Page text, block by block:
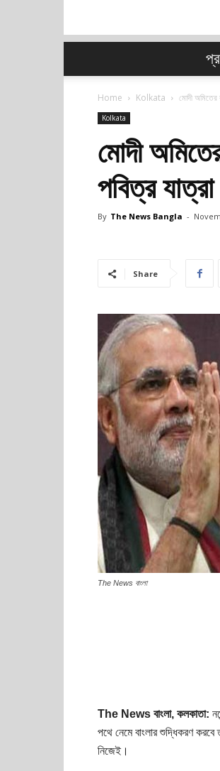
Home Kolkata মোদী অমিতের
Kolkata
মোদী
পবিত্র যাত্রা
By The News Bangla -
Share
The News বাংলা
The News বাংলা, কলকাতা:
পথে নেমে বাংলার শুদ্ধিকরণ
নিজেই।